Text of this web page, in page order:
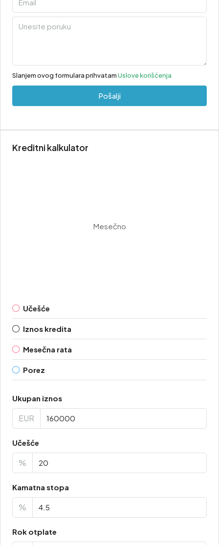
Slanjem ovog formulara prihvatamUslove korišćenja
Pošalji
Kreditni kalkulator
Mesečno
Učešće
Iznos kredita
Mesečna rata
Porez
Ukupan iznos
EUR
Učešće
%
Kamatna stopa
%
Rok otplate